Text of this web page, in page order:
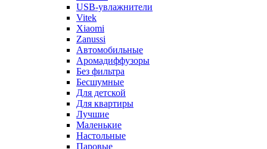
USB-увлажнители
Vitek
Xiaomi
Zanussi
Автомобильные
Аромадиффузоры
Без фильтра
Бесшумные
Для детской
Для квартиры
Лучшие
Маленькие
Настольные
Паровые